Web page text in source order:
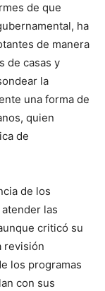
de que
ha
de manera
de casas y
la
una forma de
quien
de
de los
las
criticó su
revisión
los programas
con sus